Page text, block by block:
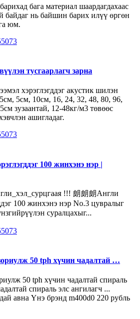
бага материал шаардагдахаас
байдаг нь байшин барих илүү өргөн
юм.
тусгаарлагч зарна
хэрэглэгддэг акустик шилэн
5см, 10см, 16, 24, 32, 48, 80, 96,
зузаантай, 12-48кг/м3 төвөөс
ашигладаг.
100 жинхэнэ нэр |
!!! 朗朗朗Англи
100 жинхэнэ нэр No.3 цувралыг
суралцахыг...
50 tph хүчин чадалтай …
50 tph хүчин чадалтай спираль
спираль элс ангилагч ...
авна Үнэ брэнд m400d0 220 рубль